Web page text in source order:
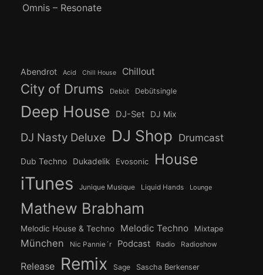
Omnis – Resonate
Abendrot Acid Chill House Chillout
City of Drums Debüt Debütsingle
Deep House DJ-Set DJ Mix
DJ Nasty Deluxe DJ Shop Drumcast
Dub Techno Dukadelik Evosonic House
iTunes Junique Musique Liquid Hands Lounge
Mathew Brabham
Melodic House & Techno Melodic Techno Mixtape
München Nic Pannie´r Podcast Radio Radioshow
Release Remix Sage Sascha Berkenser